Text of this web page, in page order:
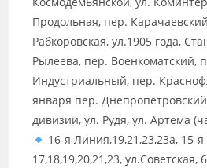
Продольная, пер.
Рабкоровская, ул.1905 года,
Рылеева, пер. Военкоматский,
Индустриальный, пер.
января пер.
дивизии, ул. Рудя, ул. Артема
16-я Линия,19,21,23,23а, 15-
17,18,19,20,21,23, ул.Советская,